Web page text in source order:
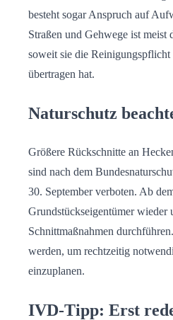
besteht sogar Anspruch auf
Straßen und Gehwege ist meist
soweit sie die
übertragen hat.
Naturschutz
Größere Rückschnitte an
sind nach dem
30. September verboten. Ab
Grundstückseigentümer wieder
Schnittmaßnahmen
werden, um rechtzeitig
einzuplanen.
IVD-Tipp: Erst